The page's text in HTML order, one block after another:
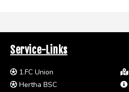
Service-Links
1.FC Union
Hertha BSC